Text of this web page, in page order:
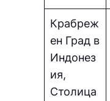
Крабреж
ен Град в
Индонез
ия,
Столица